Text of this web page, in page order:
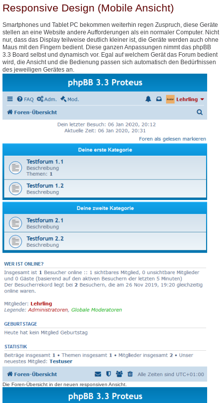
Responsive Design (Mobile Ansicht)
Smartphones und Tablet PC bekommen weiterhin regen Zuspruch, diese Geräte
stellen an eine Website andere Aufforderungen als ein normaler Computer. Nicht
nur, dass das Display teilweise deutlich kleiner ist, die Geräte werden auch ohne
Maus mit den Fingern bedient. Diese ganzen Anpassungen nimmt das phpBB
3.3 Board selbst und dynamisch vor. Egal auf welchem Gerät das Forum bedient
wird, die Ansicht und die Bedienung passen sich automatisch den Bedürfnissen
des jeweiligen Gerätes an.
Die Foren-Übersicht in der neuen responsiven Ansicht.